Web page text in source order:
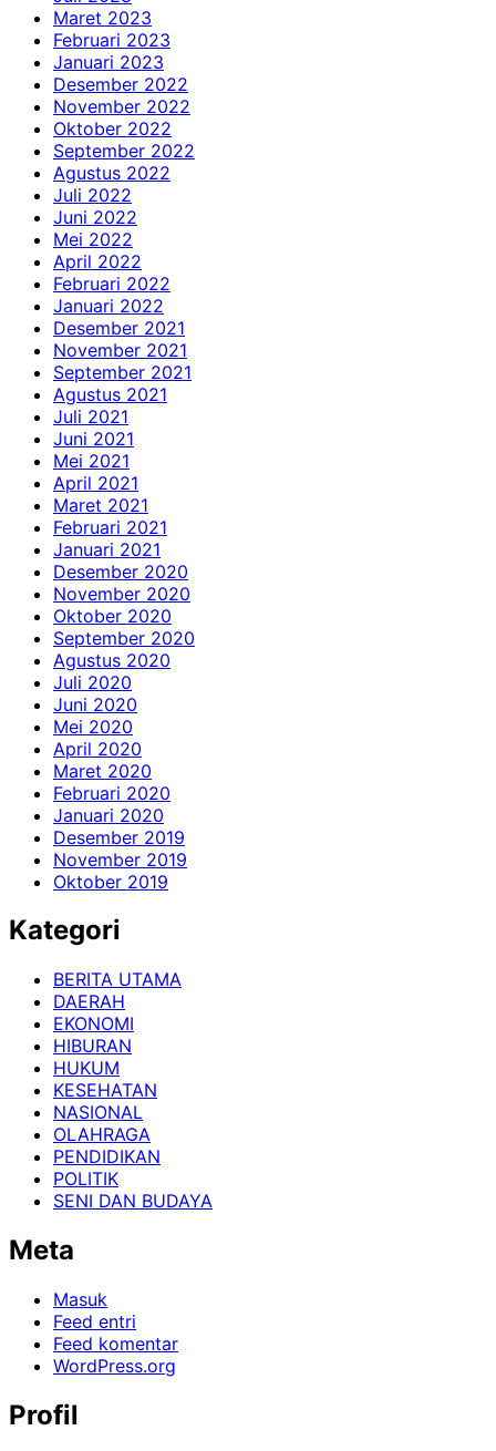
Maret 2023
Februari 2023
Januari 2023
Desember 2022
November 2022
Oktober 2022
September 2022
Agustus 2022
Juli 2022
Juni 2022
Mei 2022
April 2022
Februari 2022
Januari 2022
Desember 2021
November 2021
September 2021
Agustus 2021
Juli 2021
Juni 2021
Mei 2021
April 2021
Maret 2021
Februari 2021
Januari 2021
Desember 2020
November 2020
Oktober 2020
September 2020
Agustus 2020
Juli 2020
Juni 2020
Mei 2020
April 2020
Maret 2020
Februari 2020
Januari 2020
Desember 2019
November 2019
Oktober 2019
Kategori
BERITA UTAMA
DAERAH
EKONOMI
HIBURAN
HUKUM
KESEHATAN
NASIONAL
OLAHRAGA
PENDIDIKAN
POLITIK
SENI DAN BUDAYA
Meta
Masuk
Feed entri
Feed komentar
WordPress.org
Profil